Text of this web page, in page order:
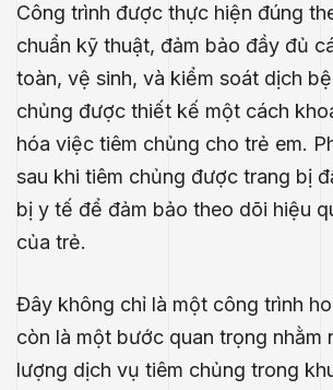
Công trình được thực hiện đúng
chuẩn kỹ thuật, đảm bảo đầy đủ
toàn, vệ sinh, và kiểm soát dịch
chủng được thiết kế một cách
hóa việc tiêm chủng cho trẻ em.
sau khi tiêm chủng được trang bị
bị y tế để đảm bảo theo dõi hiệu
của trẻ.
Đây không chỉ là một công trình
còn là một bước quan trọng nhằm
lượng dịch vụ tiêm chủng trong